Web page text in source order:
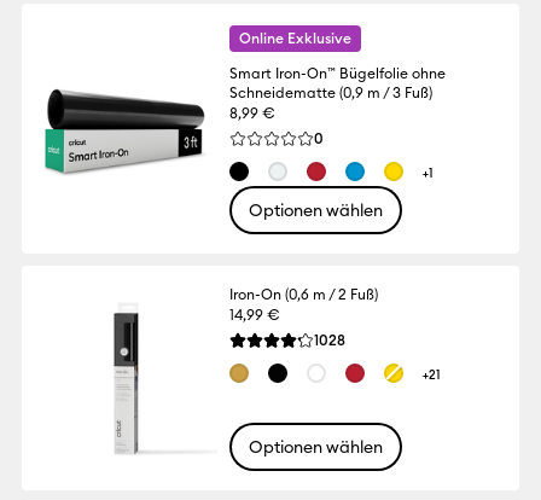
Online Exklusive
Smart Iron-On™ Bügelfolie ohne
Schneidematte (0,9 m / 3 Fuß)
8,99 €
Die durchschnittliche Bewertung für
0
+1
Optionen wählen
Iron-On (0,6 m / 2 Fuß)
14,99 €
Die durchschnittliche Bewertung für
1028Reviews
+21
Optionen wählen